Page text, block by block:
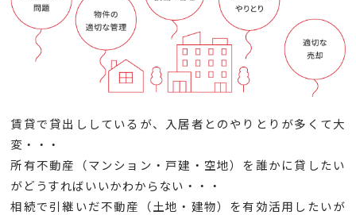
賃貸で貸出ししているが、入居者とのやりとりが多くて大
変・・・
所有不動産（マンション・戸建・空地）を誰かに貸したい
がどうすればいいかわからない・・・
相続で引継いだ不動産（土地・建物）を有効活用したいが